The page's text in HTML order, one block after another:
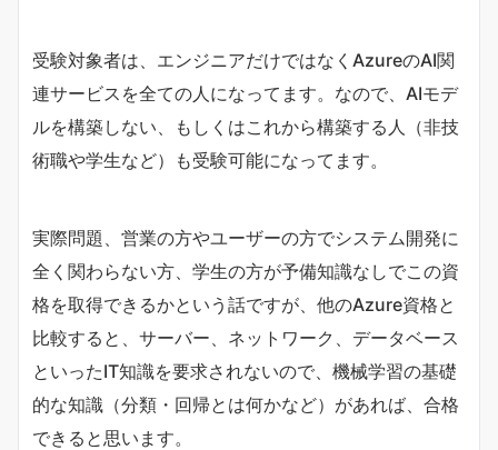
受験対象者は、エンジニアだけではなくAzureのAI関
連サービスを全ての人になってます。なので、AIモデ
ルを構築しない、もしくはこれから構築する人（非技
術職や学生など）も受験可能になってます。
実際問題、営業の方やユーザーの方でシステム開発に
全く関わらない方、学生の方が予備知識なしでこの資
格を取得できるかという話ですが、他のAzure資格と
比較すると、サーバー、ネットワーク、データベース
といったIT知識を要求されないので、機械学習の基礎
的な知識（分類・回帰とは何かなど）があれば、合格
できると思います。